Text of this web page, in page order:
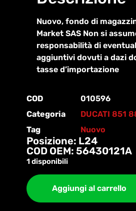
Nuovo, fondo di
Market SAS Non si
responsabilità di
aggiuntivi dovuti a dazi
tasse d’importazione
COD
010596
Categoria
DUCATI 851
Tag
Nuovo
Posizione: L24
COD OEM: 56430121A
1 disponibili
Aggiungi al carrello